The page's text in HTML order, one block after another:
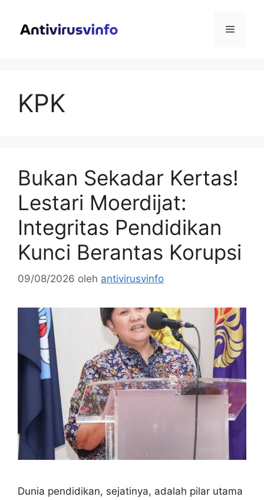
Menu
KPK
Bukan Sekadar Kertas!
Lestari Moerdijat:
Integritas Pendidikan
Kunci Berantas Korupsi
09/08/2026 oleh antivirusvinfo
Dunia pendidikan, sejatinya, adalah pilar utama